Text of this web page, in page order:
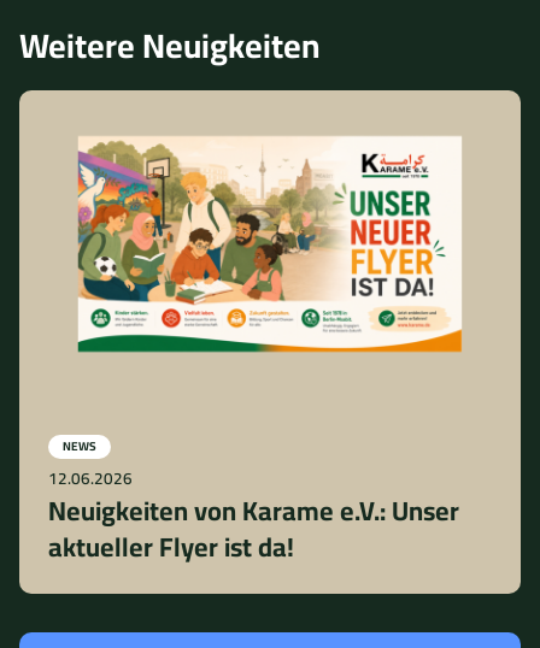
Weitere Neuigkeiten
NEWS
12.06.2026
Neuigkeiten von Karame e.V.: Unser
aktueller Flyer ist da!